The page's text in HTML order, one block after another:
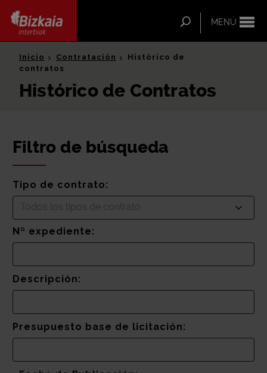
MENÚ
Buscar
Inicio Contratación
Histórico de
contratos
Histórico de Contratos
Filtro de búsqueda
Tipo de contrato:
Todos los tipos de contrato
Nº expediente:
Descripción:
Presupuesto base de licitación: